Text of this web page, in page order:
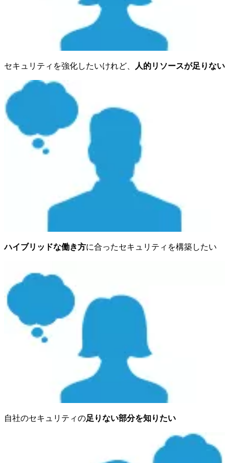
セキュリティを強化したいけれど、 人的リソースが足りない
ハイブリッドな働き方に合ったセキュリティを構築したい
自社のセキュリティの足りない部分を知りたい